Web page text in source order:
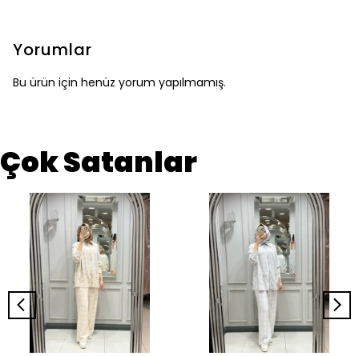
Yorumlar
Bu ürün için henüz yorum yapılmamış.
Çok Satanlar